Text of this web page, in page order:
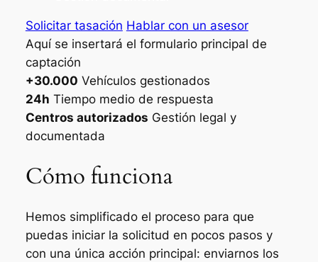
Solicitar tasación Hablar con un asesor
Aquí se insertará el formulario principal de
captación
+30.000 Vehículos gestionados
24h Tiempo medio de respuesta
Centros autorizados Gestión legal y
documentada
Cómo funciona
Hemos simplificado el proceso para que
puedas iniciar la solicitud en pocos pasos y
con una única acción principal: enviarnos los